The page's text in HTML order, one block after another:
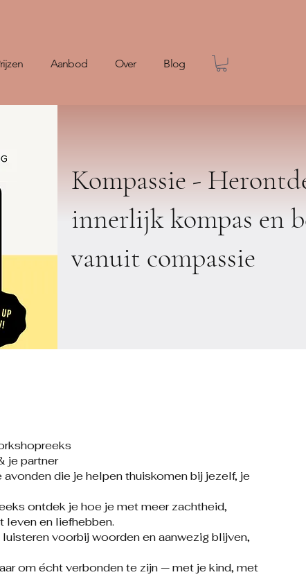
Aanbod Over Blog
Kompassie -
innerlijk kompas en
vanuit compassie
je partner
die je helpen thuiskomen bij jezelf, je
ontdek je hoe je met meer zachtheid,
leven en liefhebben.
voorbij woorden en aanwezig blijven,
om écht verbonden te zijn — met je kind, met